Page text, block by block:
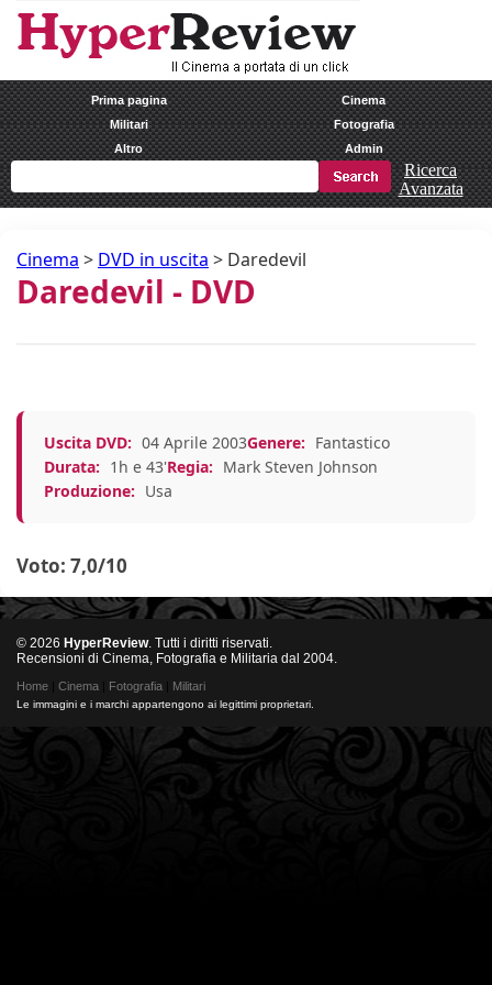
Prima pagina
Cinema
Militari
Fotografia
Altro
Admin
Ricerca
Avanzata
Cinema > DVD in uscita > Daredevil
Daredevil - DVD
Uscita DVD: 04 Aprile 2003Genere: Fantastico
Durata: 1h e 43'Regia: Mark Steven Johnson
Produzione: Usa
Voto: 7,0/10
© 2026 HyperReview. Tutti i diritti riservati.
Recensioni di Cinema, Fotografia e Militaria dal 2004.
Home Cinema Fotografia Militari
Le immagini e i marchi appartengono ai legittimi proprietari.